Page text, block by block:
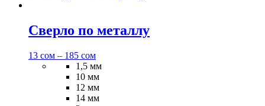
Сверло по металлу
13 сом – 185 сом
1,5 мм
10 мм
12 мм
14 мм